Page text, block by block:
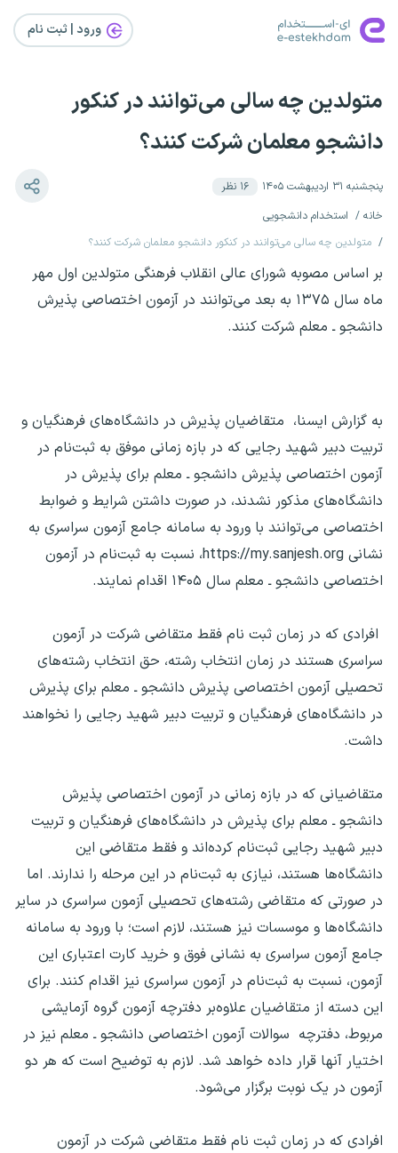
ورود | ثبت‌ نام
متولدین چه سالی می‌توانند در کنکور
دانشجو معلمان شرکت کنند؟
پنجشنبه ۳۱ اردیبهشت ۱۴۰۵ ۱۶ نظر
خانه
استخدام دانشجویی
متولدین چه سالی می‌توانند در کنکور دانشجو معلمان شرکت کنند؟
بر اساس مصوبه شورای عالی انقلاب فرهنگی متولدین اول مهر
ماه سال ۱۳۷۵ به بعد می‌توانند در آزمون اختصاصی پذیرش
دانشجو ـ معلم شرکت کنند.
به گزارش ایسنا، متقاضیان پذیرش در دانشگاه‌های فرهنگیان و
تربیت دبیر شهید رجایی که در بازه زمانی موفق به ثبت‌نام در
آزمون اختصاصی پذیرش دانشجو ـ معلم برای پذیرش در
دانشگاه‌های مذکور نشدند، در صورت داشتن شرایط و ضوابط
اختصاصی می‌توانند با ورود به سامانه جامع آزمون سراسری به
نشانی https://my.sanjesh.org، نسبت به ثبت‌نام در آزمون
اختصاصی دانشجو ـ معلم سال ۱۴۰۵ اقدام نمایند.
افرادی که در زمان ثبت نام فقط متقاضی شرکت در آزمون
سراسری هستند در زمان انتخاب رشته، حق انتخاب‌ رشته‌های
تحصیلی آزمون اختصاصی پذیرش دانشجو ـ معلم برای پذیرش
در دانشگاه‌های فرهنگیان و تربیت دبیر شهید رجایی را نخواهند
داشت.
متقاضیانی که در بازه زمانی در آزمون اختصاصی پذیرش
دانشجو ـ معلم برای پذیرش در دانشگاه‌های فرهنگیان و تربیت
دبیر شهید رجایی ثبت‌نام کرده‌اند و فقط متقاضی این
دانشگاه‌ها هستند، نیازی به ثبت‌نام در این مرحله را ندارند. اما
در صورتی که متقاضی رشته‌های تحصیلی آزمون سراسری در سایر
دانشگاه‌ها و موسسات نیز هستند، لازم است؛ با ورود به سامانه
جامع آزمون سراسری به نشانی فوق و خرید کارت اعتباری این
آزمون، نسبت به ثبت‌نام در آزمون سراسری نیز اقدام کنند. برای
این دسته از متقاضیان علاوه‌بر دفترچه آزمون گروه آزمایشی
مربوط، دفترچه سوالات آزمون اختصاصی دانشجو ـ معلم نیز در
اختیار آنها قرار داده خواهد شد. لازم به توضیح است که هر دو
آزمون در یک نوبت برگزار می‌شود.
افرادی که در زمان ثبت نام فقط متقاضی شرکت در آزمون